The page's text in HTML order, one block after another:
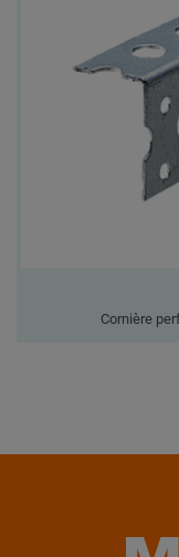
Cornière